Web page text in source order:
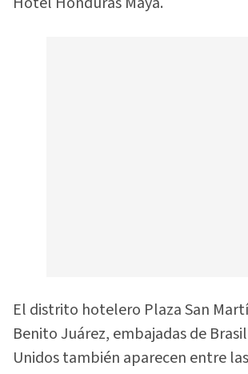
El distrito hotelero Plaza San
Benito Juárez, embajadas de
Unidos también aparecen entre